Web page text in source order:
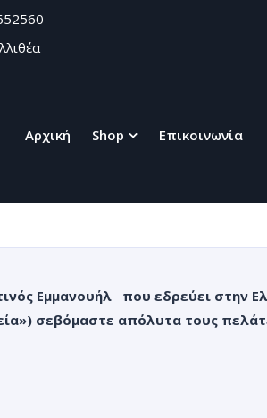
Αρχική Shop Επικοινωνία
Εμμανουήλ που εδρεύει στην
σεβόμαστε απόλυτα τους